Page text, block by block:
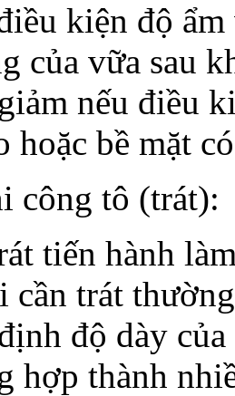
kiện độ
của vữa sau
nếu điều
hoặc bề mặt
công tô (trát):
tiến hành
cần trát
độ dày
hợp thành